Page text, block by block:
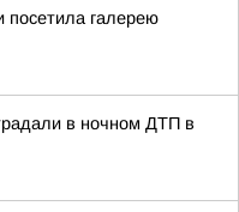
посетила галерею
в ночном ДТП в